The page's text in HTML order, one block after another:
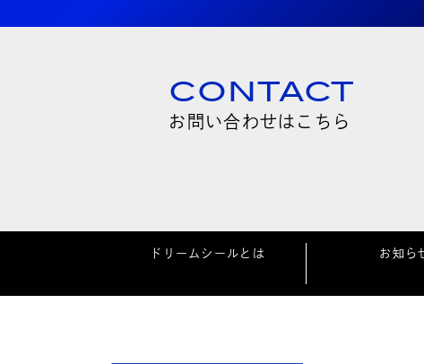
CONTACT
お問い合わせはこちら
ドリームシールとは お知ら